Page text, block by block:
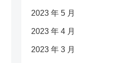
2023 年 5 月
2023 年 4 月
2023 年 3 月